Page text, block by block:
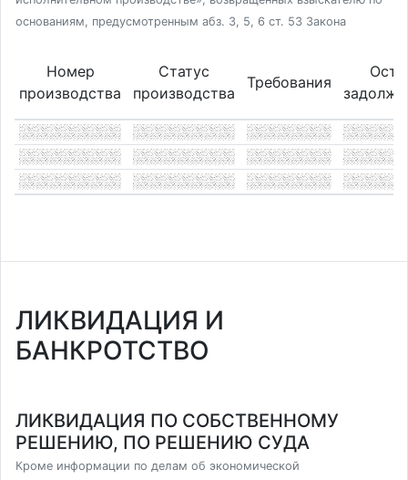
основаниям, предусмотренным абз. 3, 5, 6 ст. 53 Закона
Номер
производства
Статус
производства
Требования
ЛИКВИДАЦИЯ И
БАНКРОТСТВО
ЛИКВИДАЦИЯ ПО СОБСТВЕННОМУ
РЕШЕНИЮ, ПО РЕШЕНИЮ СУДА
Кроме информации по делам об экономической